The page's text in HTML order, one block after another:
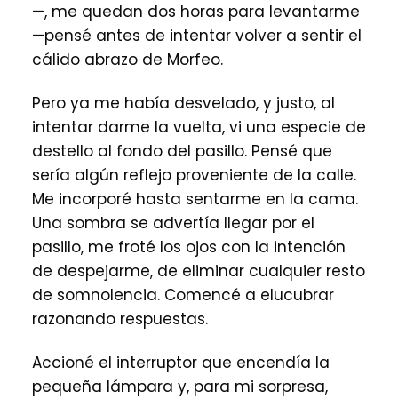
—, me quedan dos horas para levantarme
—pensé antes de intentar volver a sentir el
cálido abrazo de Morfeo.
Pero ya me había desvelado, y justo, al
intentar darme la vuelta, vi una especie de
destello al fondo del pasillo. Pensé que
sería algún reflejo proveniente de la calle.
Me incorporé hasta sentarme en la cama.
Una sombra se advertía llegar por el
pasillo, me froté los ojos con la intención
de despejarme, de eliminar cualquier resto
de somnolencia. Comencé a elucubrar
razonando respuestas.
Accioné el interruptor que encendía la
pequeña lámpara y, para mi sorpresa,